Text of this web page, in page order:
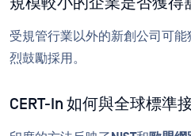
受規管行業以外的新創公司可
烈鼓勵採用。
CERT-In 如何與全球標準